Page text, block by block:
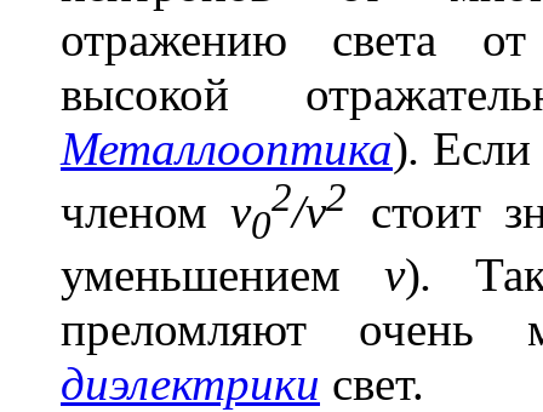
отражению света
высокой
Металлооптика). Если
членомv0
2/v2
стоит
уменьшением v).
преломляют очень
диэлектрики свет.